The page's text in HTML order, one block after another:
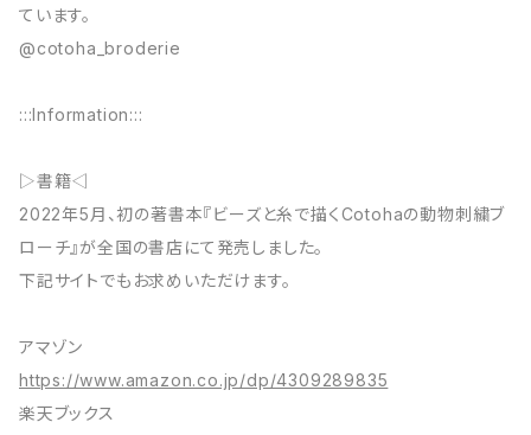
ています。
@cotoha_broderie
:::Information:::
▷書籍◁
2022年5月、初の著書本『ビーズと糸で描くCotohaの動物刺繍ブ
ローチ』が全国の書店にて発売しました。
下記サイトでもお求めいただけます。
アマゾン
https://www.amazon.co.jp/dp/4309289835
楽天ブックス